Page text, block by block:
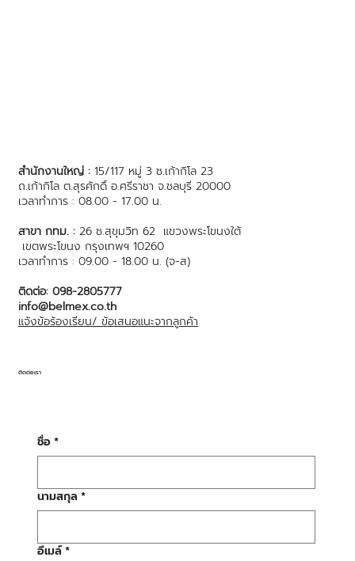
สำนักงานใหญ่ :15/117 หมู่ 3 ซ.เก้ากิโล 23
ถ.เก้ากิโล ต.สุรศักดิ์ อ.ศรีราชา จ.ชลบุรี 20000
เวลาทำการ : 08.00 - 17.00 น.
สาขา กทม. : 26 ซ.สุขุมวิท 62 แขวงพระโขนงใต้
เขตพระโขนง กรุงเทพฯ 10260
เวลาทำการ : 09.00 - 18.00 น. (จ-ส)
ติดต่อ: 098-2805777
info@belmex.co.th
แจ้งข้อร้องเรียน/ ข้อเสนอแนะจากลูกค้า
ชื่อ*
นามสกุล *
อีเมล์*
ติดต่อเรา